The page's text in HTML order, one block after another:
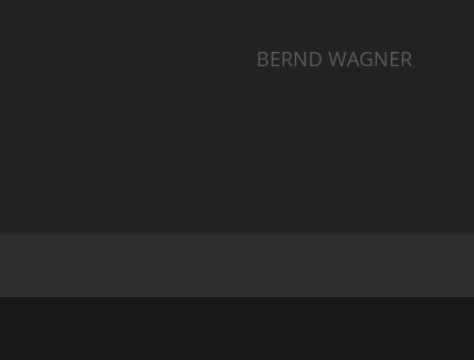
BERND WAGNER